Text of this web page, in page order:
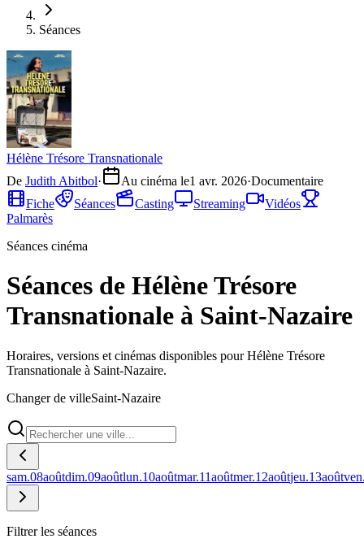
Séances
Hélène Trésore Transnationale
De Judith Abitbol· Au cinéma le1 avr. 2026·Documentaire
Fiche
Séances Casting Streaming
Vidéos
Palmarès
Séances cinéma
Séances de Hélène Trésore
Transnationale à Saint-Nazaire
Horaires, versions et cinémas disponibles pour Hélène Trésore
Transnationale à Saint-Nazaire.
Changer de villeSaint-Nazaire
sam.08aoûtdim.09aoûtlun.10aoûtmar.11aoûtmer.12aoûtjeu.13août
Filtrer les séances